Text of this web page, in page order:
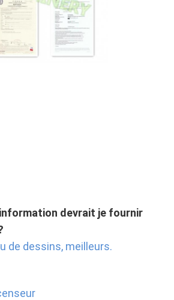
devrait je fournir
de dessins, meilleurs.